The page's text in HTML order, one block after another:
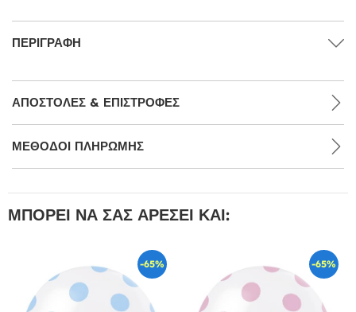
ΠΕΡΙΓΡΑΦΉ
ΑΠΟΣΤΟΛΈΣ & ΕΠΙΣΤΡΟΦΈΣ
ΜΕΘΌΔΟΙ ΠΛΗΡΩΜΉΣ
ΜΠΟΡΕΊ ΝΑ ΣΑΣ ΑΡΈΣΕΙ ΚΑΙ:
-65% -65%